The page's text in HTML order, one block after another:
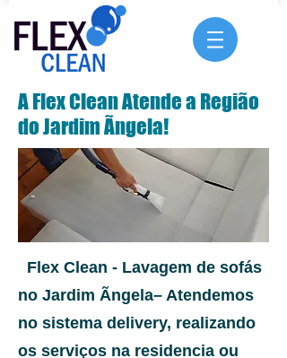
A Flex Clean Atende a Região
do Jardim Ãngela!
Flex Clean - Lavagem de sofás
no Jardim Ãngela– Atendemos
no sistema delivery, realizando
os serviços na residencia ou